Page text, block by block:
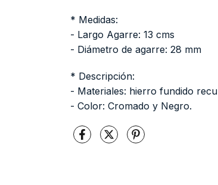
* Medidas:
- Largo Agarre: 13 cms
- Diámetro de agarre: 28 mm
* Descripción:
- Materiales: hierro fundido
- Color: Cromado y Negro.